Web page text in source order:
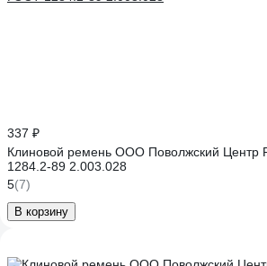
337 ₽
Клиновой ремень ООО Поволжский
1284.2-89 2.003.028
5(7)
В корзину